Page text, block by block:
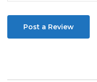
Post a Review